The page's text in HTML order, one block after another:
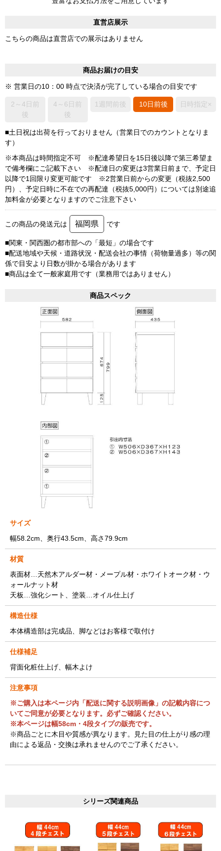
直営店展示
こちらの商品は直営店での展示はありません
商品お届けの目安
※ 営業日の10：00 時点で決済が完了している場合の目安です
2～4日前
後
4～6日前
後
1週間前後 10日前後 日時指定×
■土日祝は出荷を行っておりません（営業日でのカウントとなりま
す）
※本商品は時間指定不可 ※配達希望日を15日後以降で第三希望ま
で備考欄にご記載下さい ※配達日の変更は3営業日前まで、予定日
以降で1回限り変更可能です ※2営業日前からの変更（税抜2,500
円）、予定日時に不在での再配達（税抜5,000円）については別途追
加料金が必要となりますのでご注意下さい
この商品の発送元は 福岡県 です
■関東・関西圏の都市部への「最短」の場合です
■配送地域や天候・道路状況・配送会社の事情（荷物量過多）等の関
係で目安より日数が掛かる場合があります
■商品は全て一般家庭用です（業務用ではありません）
商品スペック
サイズ
幅58.2cm、奥行43.5cm、高さ79.9cm
材質
表面材…天然木アルダー材・メープル材・ホワイトオーク材・ウ
ォールナット材
天板…強化シート、塗装…オイル仕上げ
構造仕様
本体構造部は完成品、脚などはお客様で取付け
仕様補足
背面化粧仕上げ、幅木よけ
注意事項
※ご購入は本ページ内「配送に関する説明画像」の記載内容につ
いてご同意が必要となります。必ずご確認ください。
※本ページは幅58cm・4段タイプの販売です。
※商品ごとに木目や質感が異なります。見た目の仕上がり感の理
由による返品・交換は承れませんのでご了承ください。
シリーズ関連商品